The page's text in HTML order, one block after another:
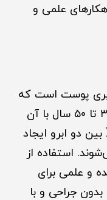
علمی و
پوست است که
بسیاری از افراد به‌ویژه در سنین ۳۰ تا ۵۰ سال با آن
دو ابرو ایجاد
استفاده از
و علمی برای
جراحی و با